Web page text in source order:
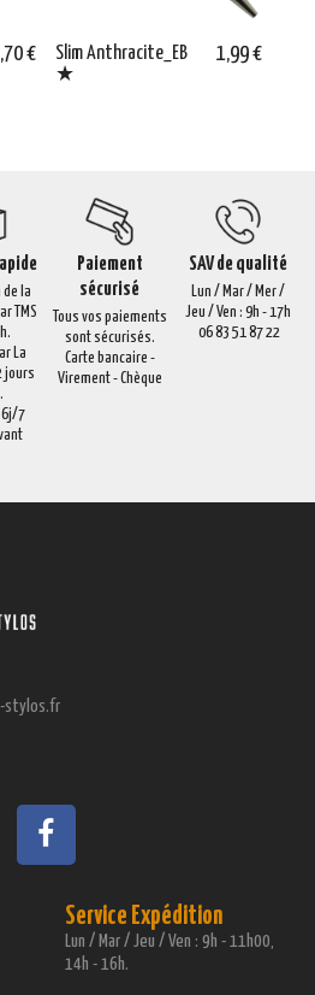
€
Slim Anthracite_EB
★
1,99 €
la
TMS
La
jours
6j/7
Paiement
sécurisé
Tous vos paiements
sont sécurisés.
Carte bancaire -
Virement - Chèque
SAV de qualité
Lun / Mar / Mer /
Jeu / Ven : 9h - 17h
06 83 51 87 22
stylos.fr
Service Expédition
Lun / Mar / Jeu / Ven : 9h - 11h00,
14h - 16h.